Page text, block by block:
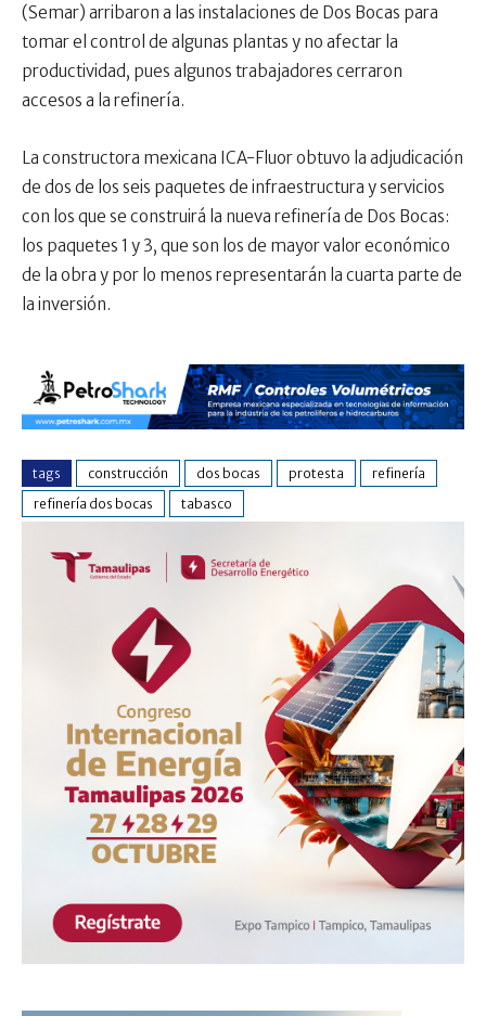
(Semar) arribaron a las instalaciones de Dos Bocas para
tomar el control de algunas plantas y no afectar la
productividad, pues algunos trabajadores cerraron
accesos a la refinería.
La constructora mexicana ICA-Fluor obtuvo la adjudicación
de dos de los seis paquetes de infraestructura y servicios
con los que se construirá la nueva refinería de Dos Bocas:
los paquetes 1 y 3, que son los de mayor valor económico
de la obra y por lo menos representarán la cuarta parte de
la inversión.
tags construcción dos bocas protesta
refinería
refinería dos bocas
tabasco